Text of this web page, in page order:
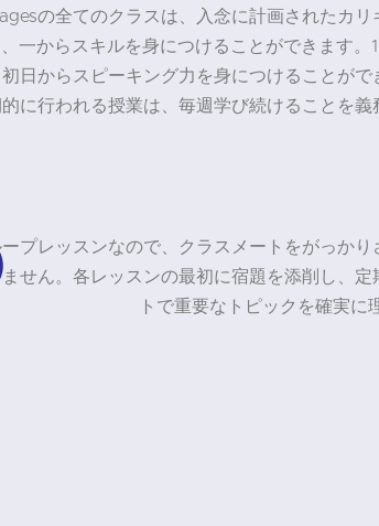
の全てのクラスは、入念に計画されたカリ
一からスキルを身につけることができます。
日からスピーキング力を身につけることがで
に行われる授業は、毎週学び続けることを義
ープレッスンなので、クラスメートをがっかり
せん。各レッスンの最初に宿題を添削し、定
トで重要なトピックを確実に